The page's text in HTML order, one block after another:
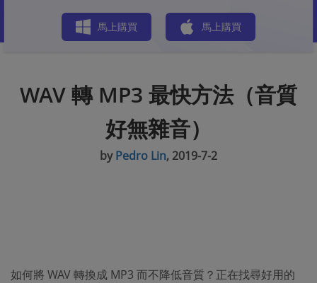
馬上購買 馬上購買
WAV 轉 MP3 最快方法（音質
好無雜音）
byPedro Lin, 2019-7-2
如何將 WAV 轉換成 MP3 而不降低音質？正在找尋好用的